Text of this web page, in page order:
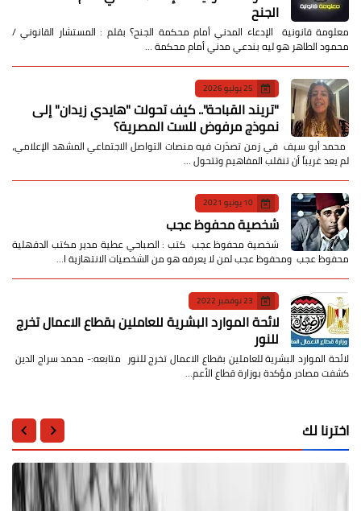
الجنح
معلومة قانونية الإدعاء المدني أمام محكمة الجنح؟ بقلم : المستشار القانوني /
محمود الطاهر هو ليه بندعي مدني أمام محكمة …
25 يوليو 2026
​"تريند القباحة".. كيف تحولت "هايدي زيدان" إلى
نموذج مرفوض للست المصرية؟
​ محمد أبو سيف ​في زمن تصدّرت فيه منصات التواصل الاجتماعي المشهد الإعلامي،
لم يعد غريباً أن تنقلب المفاهيم وتتحول …
10 يونيو 2021
شخصية محفوظ عجب
شخصية محفوظ عجب كتب : الصباحي عطية مدير مكتب الدقهلية
محفوظ عجب ومحفوظ عجب لمن لا يعرفه هو من الشخصيات الانتهازية ا…
23 نوفمبر 2022
لائحة الموارد البشرية للعاملين بقطاع الاعمال تخرج
للنور
لائحة الموارد البشرية للعاملين بقطاع الاعمال تخرج للنور متابعه:- محمد سراج الدين
كشفت مصادر مؤكدة بوزارة قطاع الأعم…
اخترنا لك